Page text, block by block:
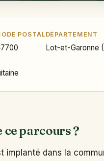
POSTALDÉPARTEMENT
Lot-et-Garonne
ce parcours ?
implanté dans la